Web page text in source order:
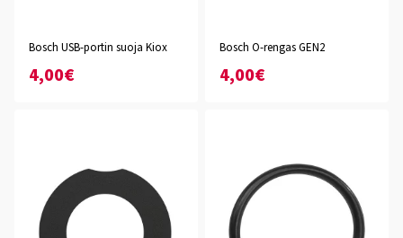
Bosch USB-portin suoja Kiox
4,00€
Bosch O-rengas GEN2
4,00€